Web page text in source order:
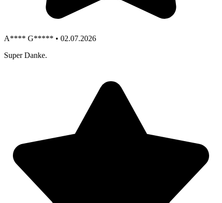
A**** G***** • 02.07.2026
Super Danke.